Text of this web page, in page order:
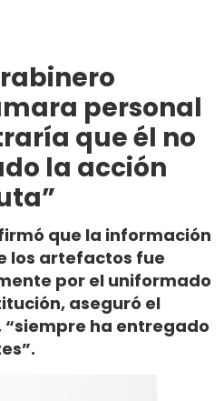
personal
que él no
la acción
que la información
los artefactos fue
por el uniformado
aseguró el
ha entregado